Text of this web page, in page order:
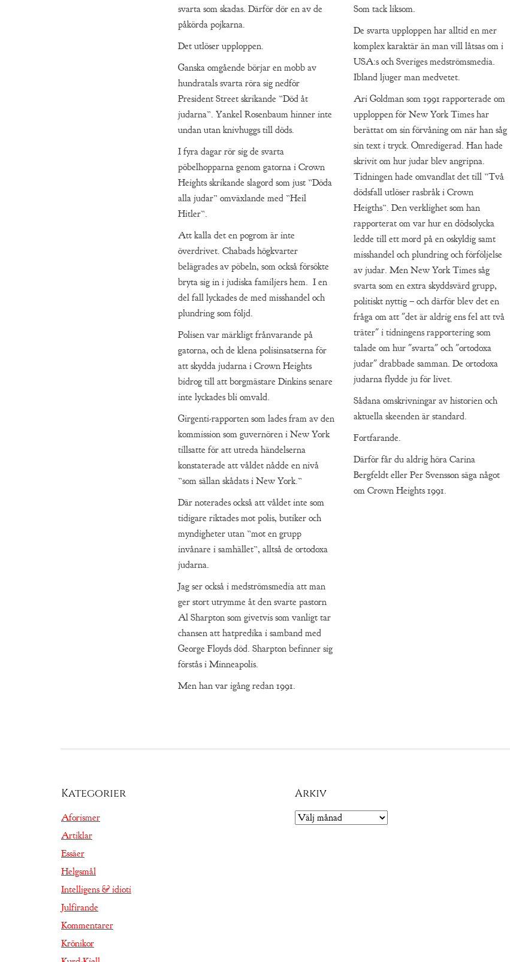
svarta som skadas. Därför dör en av de
påkörda pojkarna.
Det utlöser upploppen.
Ganska omgående börjar en mobb av
hundratals svarta röra sig nedför
President Street skrikande ”Död åt
judarna”. Yankel Rosenbaum hinner inte
undan utan knivhuggs till döds.
I fyra dagar rör sig de svarta
pöbelhopparna genom gatorna i Crown
Heights skrikande slagord som just ”Döda
alla judar” omväxlande med ”Heil
Hitler”.
Att kalla det en pogrom är inte
överdrivet. Chabads högkvarter
belägrades av pöbeln, som också försökte
bryta sig in i judiska familjers hem. I en
del fall lyckades de med misshandel och
plundring som följd.
Polisen var märkligt frånvarande på
gatorna, och de klena polisinsatserna för
att skydda judarna i Crown Heights
bidrog till att borgmästare Dinkins senare
inte lyckades bli omvald.
Girgenti-rapporten som lades fram av den
kommission som guvernören i New York
tillsatte för att utreda händelserna
konstaterade att våldet nådde en nivå
”som sällan skådats i New York.”
Där noterades också att våldet inte som
tidigare riktades mot polis, butiker och
myndigheter utan ”mot en grupp
invånare i samhället”, alltså de ortodoxa
judarna.
Jag ser också i medströmsmedia att man
ger stort utrymme åt den svarte pastorn
Al Sharpton som givetvis som vanligt tar
chansen att hatpredika i samband med
George Floyds död. Sharpton befinner sig
förstås i Minneapolis.
Men han var igång redan 1991.
Som tack liksom.
De svarta upploppen har alltid en mer
komplex karaktär än man vill låtsas om i
USA:s och Sveriges medströmsmedia.
Ibland ljuger man medvetet.
Ari Goldman som 1991 rapporterade om
upploppen för New York Times har
berättat om sin förvåning om när han såg
sin text i tryck. Omredigerad. Han hade
skrivit om hur judar blev angripna.
Tidningen hade omvandlat det till ”Två
dödsfall utlöser rasbråk i Crown
Heigths”. Den verklighet som han
rapporterat om var hur en dödsolycka
ledde till ett mord på en oskyldig samt
misshandel och plundring och förföljelse
av judar. Men New York Times såg
svarta som en extra skyddsvärd grupp,
politiskt nyttig – och därför blev det en
fråga om att "det är aldrig ens fel att två
träter" i tidningens rapportering som
talade om hur "svarta" och "ortodoxa
judar" drabbade samman. De ortodoxa
judarna flydde ju för livet.
Sådana omskrivningar av historien och
aktuella skeenden är standard.
Fortfarande.
Därför får du aldrig höra Carina
Bergfeldt eller Per Svensson säga något
om Crown Heights 1991.
Kategorier
Aforismer
Artiklar
Essäer
Helgsmål
Intelligens & idioti
Julfirande
Kommentarer
Krönikor
Arkiv
Arkiv